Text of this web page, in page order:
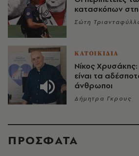
κατασκόπων στη
Σώτη
ΚΑΤΟΙΚΙΔΙΑ
Νίκος
είναι τα
άνθρωποι
Δήμητρα Γκρους
ΠΡΟΣΦΑΤΑ